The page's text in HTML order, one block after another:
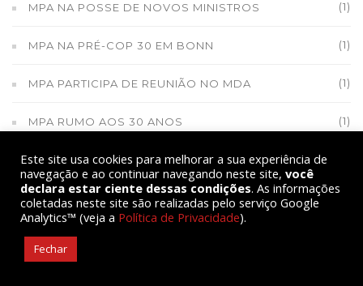
MPA NA POSSE DE NOVOS MINISTROS (1)
MPA NA PRÉ-COP 30 EM BONN (1)
MPA PARTICIPA DE REUNIÃO NO MDA (1)
MPA RUMO AOS 30 ANOS (1)
MPA SANTA CATARINA
MPA TOMA POSSE NO CONSEA (1)
MUDANÇAS CLIMÁTICAS
Este site usa cookies para melhorar a sua experiência de
navegação e ao continuar navegando neste site, você
declara estar ciente dessas condições. As informações
coletadas neste site são realizadas pelo serviço Google
Analytics™ (veja a Política de Privacidade).
Fechar